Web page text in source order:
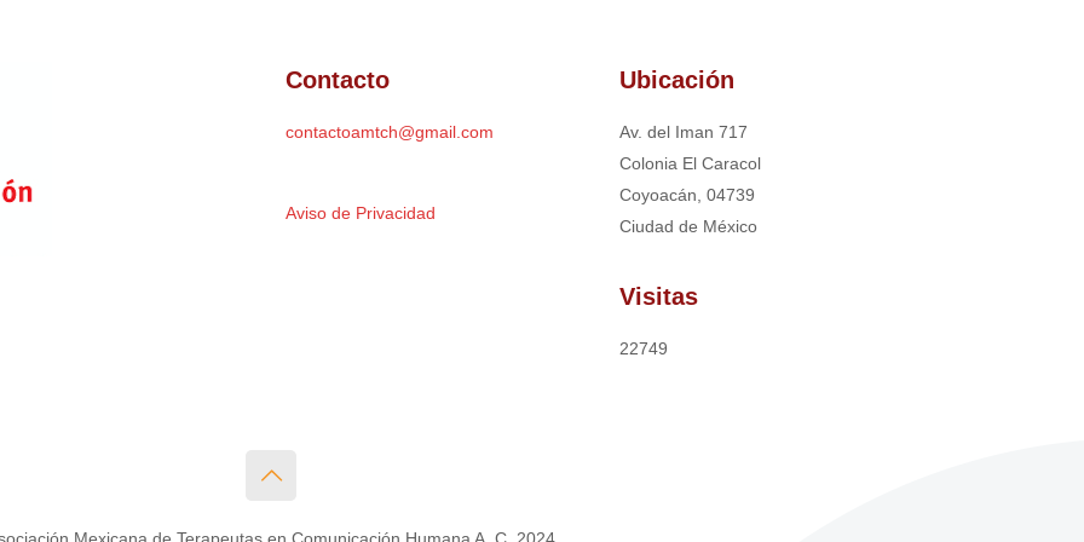
Contacto
contactoamtch@gmail.com
Aviso de Privacidad
Ubicación
Av. del Iman 717
Colonia El Caracol
Coyoacán, 04739
Ciudad de México
Visitas
22749